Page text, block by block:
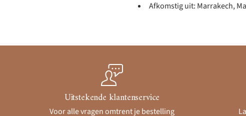
Afkomstig uit: Marrakech,
Uitstekende klantenservice
Voor alle vragen omtrent je bestelling